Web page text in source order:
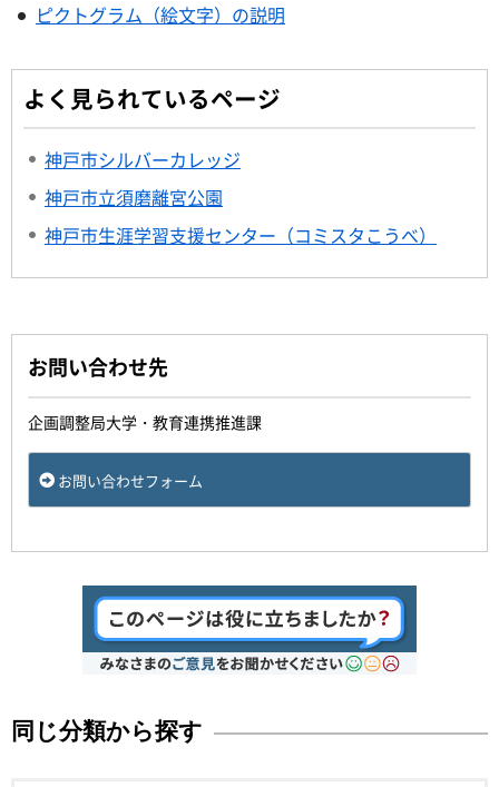
ピクトグラム（絵文字）の説明
よく見られているページ
神戸市シルバーカレッジ
神戸市立須磨離宮公園
神戸市生涯学習支援センター（コミスタこうべ）
お問い合わせ先
企画調整局大学・教育連携推進課
お問い合わせフォーム
同じ分類から探す